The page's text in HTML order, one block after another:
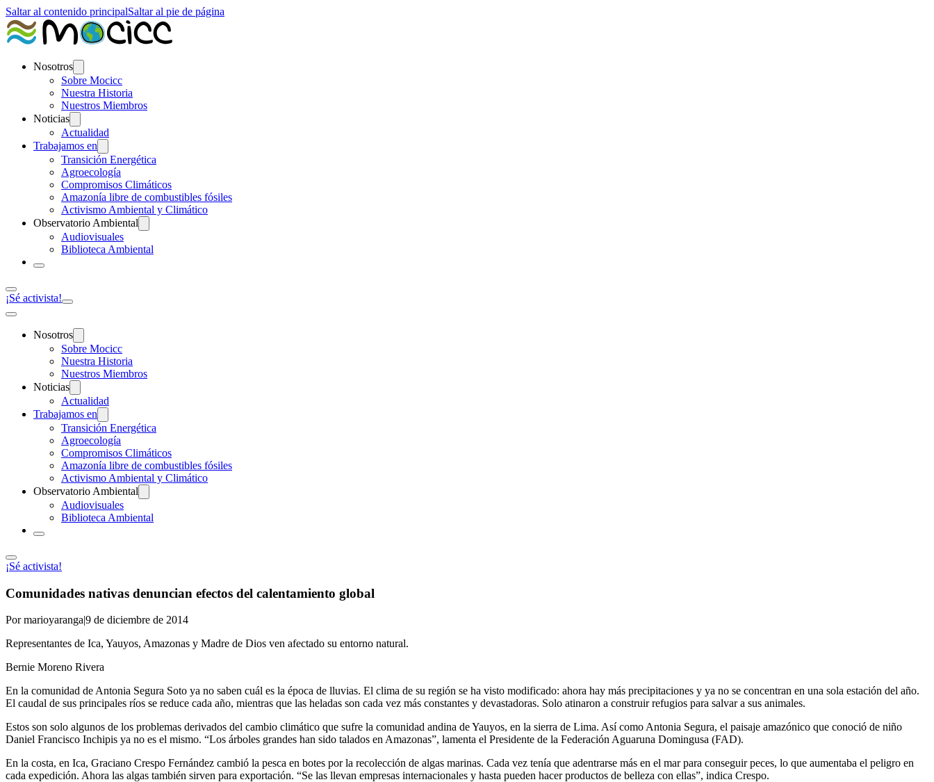
Saltar al contenido principalSaltar al pie de página
Nosotros
Sobre Mocicc
Nuestra Historia
Nuestros Miembros
Noticias
Actualidad
Trabajamos en
Transición Energética
Agroecología
Compromisos Climáticos
Amazonía libre de combustibles fósiles
Activismo Ambiental y Climático
Observatorio Ambiental
Audiovisuales
Biblioteca Ambiental
¡Sé activista!
Nosotros
Sobre Mocicc
Nuestra Historia
Nuestros Miembros
Noticias
Actualidad
Trabajamos en
Transición Energética
Agroecología
Compromisos Climáticos
Amazonía libre de combustibles fósiles
Activismo Ambiental y Climático
Observatorio Ambiental
Audiovisuales
Biblioteca Ambiental
¡Sé activista!
Comunidades nativas denuncian efectos del calentamiento global
Por marioyaranga|9 de diciembre de 2014
Representantes de Ica, Yauyos, Amazonas y Madre de Dios ven afectado su entorno natural.
Bernie Moreno Rivera
En la comunidad de Antonia Segura Soto ya no saben cuál es la época de lluvias. El clima de su región se ha visto modificado: ahora hay más precipitaciones y ya no se concentran en una sola estación del año.
El caudal de sus principales ríos se reduce cada año, mientras que las heladas son cada vez más constantes y devastadoras. Solo atinaron a construir refugios para salvar a sus animales.
Estos son solo algunos de los problemas derivados del cambio climático que sufre la comunidad andina de Yauyos, en la sierra de Lima. Así como Antonia Segura, el paisaje amazónico que conoció de niño
Daniel Francisco Inchipis ya no es el mismo. “Los árboles grandes han sido talados en Amazonas”, lamenta el Presidente de la Federación Aguaruna Domingusa (FAD).
En la costa, en Ica, Graciano Crespo Fernández cambió la pesca en botes por la recolección de algas marinas. Cada vez tenía que adentrarse más en el mar para conseguir peces, lo que aumentaba el peligro en
cada expedición. Ahora las algas también sirven para exportación. “Se las llevan empresas internacionales y hasta pueden hacer productos de belleza con ellas”, indica Crespo.